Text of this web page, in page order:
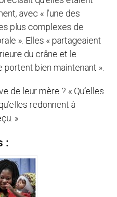
avec « l’une des
plus complexes de
». Elles « partageaient
du crâne et le
bien maintenant ».
de leur mère ? « Qu’elles
redonnent à
»
: